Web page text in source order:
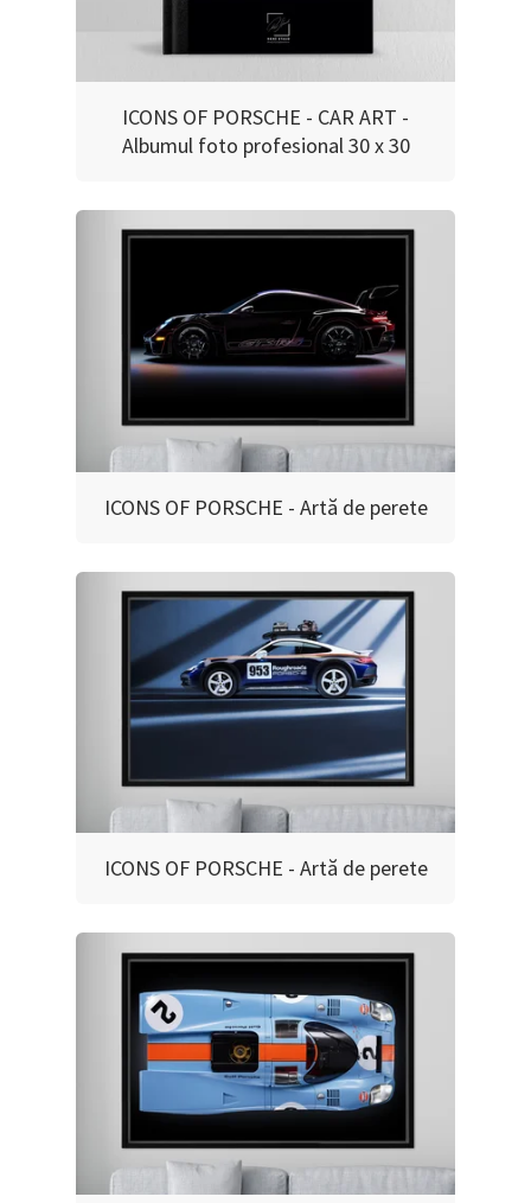
ICONS OF PORSCHE - CAR ART -
Albumul foto profesional 30 x 30
ICONS OF PORSCHE - Artă de perete
ICONS OF PORSCHE - Artă de perete